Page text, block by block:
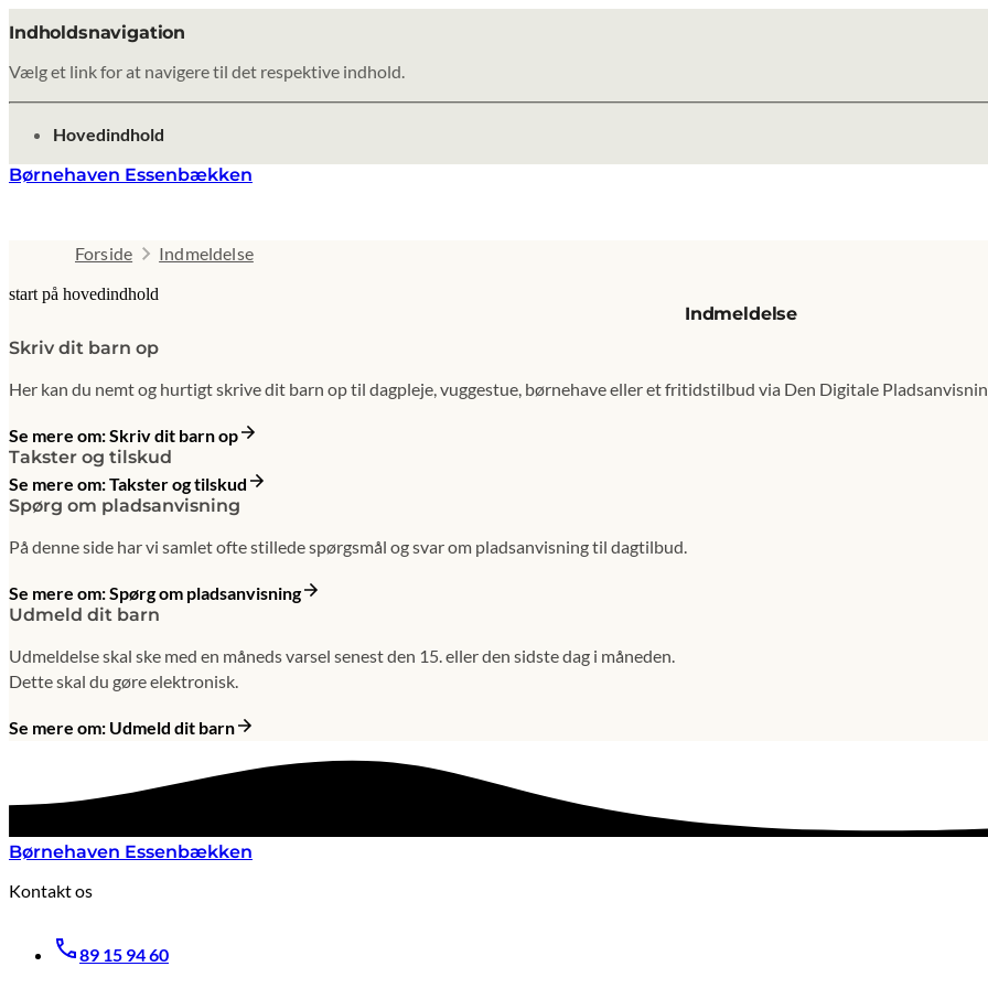
Indholdsnavigation
Vælg et link for at navigere til det respektive indhold.
gå til
Hovedindhold
Børnehaven Essenbækken
Forside Indmeldelse
start på hovedindhold
Indmeldelsesenest opdateret 9. februar 2026
Skriv dit barn op
Her kan du nemt og hurtigt skrive dit barn op til dagpleje, vuggestue, børnehave eller et fritidstilbud via Den Digitale
Se mere om: Skriv dit barn op
Takster og tilskud
Se mere om: Takster og tilskud
Spørg om pladsanvisning
På denne side har vi samlet ofte stillede spørgsmål og svar om pladsanvisning til dagtilbud.
Se mere om: Spørg om pladsanvisning
Udmeld dit barn
Udmeldelse skal ske med en måneds varsel senest den 15. eller den sidste dag i måneden.
Dette skal du gøre elektronisk.
Se mere om: Udmeld dit barn
Børnehaven Essenbækken
Kontakt os
89 15 94 60